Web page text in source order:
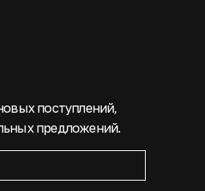
поступлений,
предложений.